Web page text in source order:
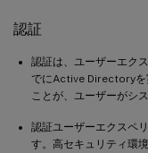
認証
認証は、ユーザーエク
でにActive Directory
ことが、ユーザーがシ
認証ユーザーエクスペ
す。高セキュリティ環